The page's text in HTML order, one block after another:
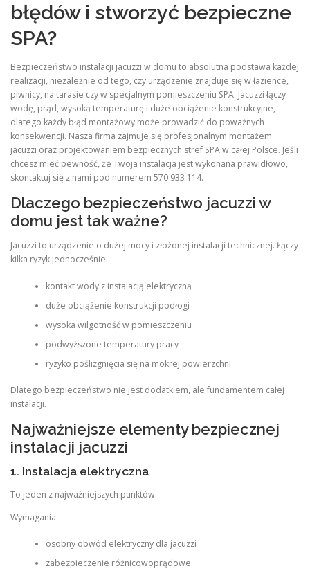
błędów i stworzyć bezpieczne
SPA?
Bezpieczeństwo instalacji jacuzzi w domu to absolutna podstawa każdej
realizacji, niezależnie od tego, czy urządzenie znajduje się w łazience,
piwnicy, na tarasie czy w specjalnym pomieszczeniu SPA. Jacuzzi łączy
wodę, prąd, wysoką temperaturę i duże obciążenie konstrukcyjne,
dlatego każdy błąd montażowy może prowadzić do poważnych
konsekwencji. Nasza firma zajmuje się profesjonalnym montażem
jacuzzi oraz projektowaniem bezpiecznych stref SPA w całej Polsce. Jeśli
chcesz mieć pewność, że Twoja instalacja jest wykonana prawidłowo,
skontaktuj się z nami pod numerem 570 933 114.
Dlaczego bezpieczeństwo jacuzzi w
domu jest tak ważne?
Jacuzzi to urządzenie o dużej mocy i złożonej instalacji technicznej. Łączy
kilka ryzyk jednocześnie:
kontakt wody z instalacją elektryczną
duże obciążenie konstrukcji podłogi
wysoka wilgotność w pomieszczeniu
podwyższone temperatury pracy
ryzyko poślizgnięcia się na mokrej powierzchni
Dlatego bezpieczeństwo nie jest dodatkiem, ale fundamentem całej
instalacji.
Najważniejsze elementy bezpiecznej
instalacji jacuzzi
1. Instalacja elektryczna
To jeden z najważniejszych punktów.
Wymagania:
osobny obwód elektryczny dla jacuzzi
zabezpieczenie różnicowoprądowe